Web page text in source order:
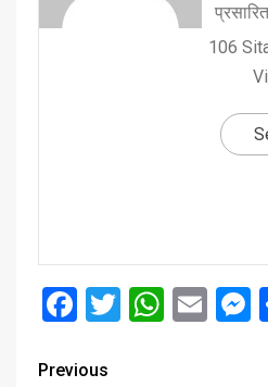
106
Facebook
Twitter
Previous